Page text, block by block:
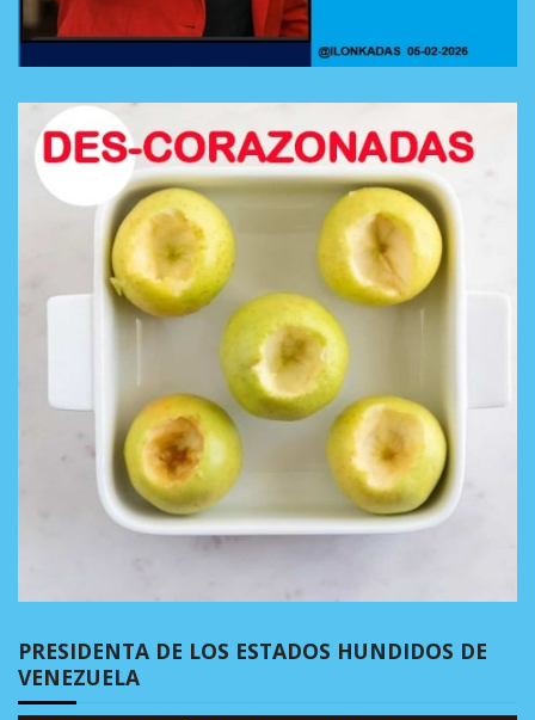
PRESIDENTA DE LOS ESTADOS HUNDIDOS DE
VENEZUELA